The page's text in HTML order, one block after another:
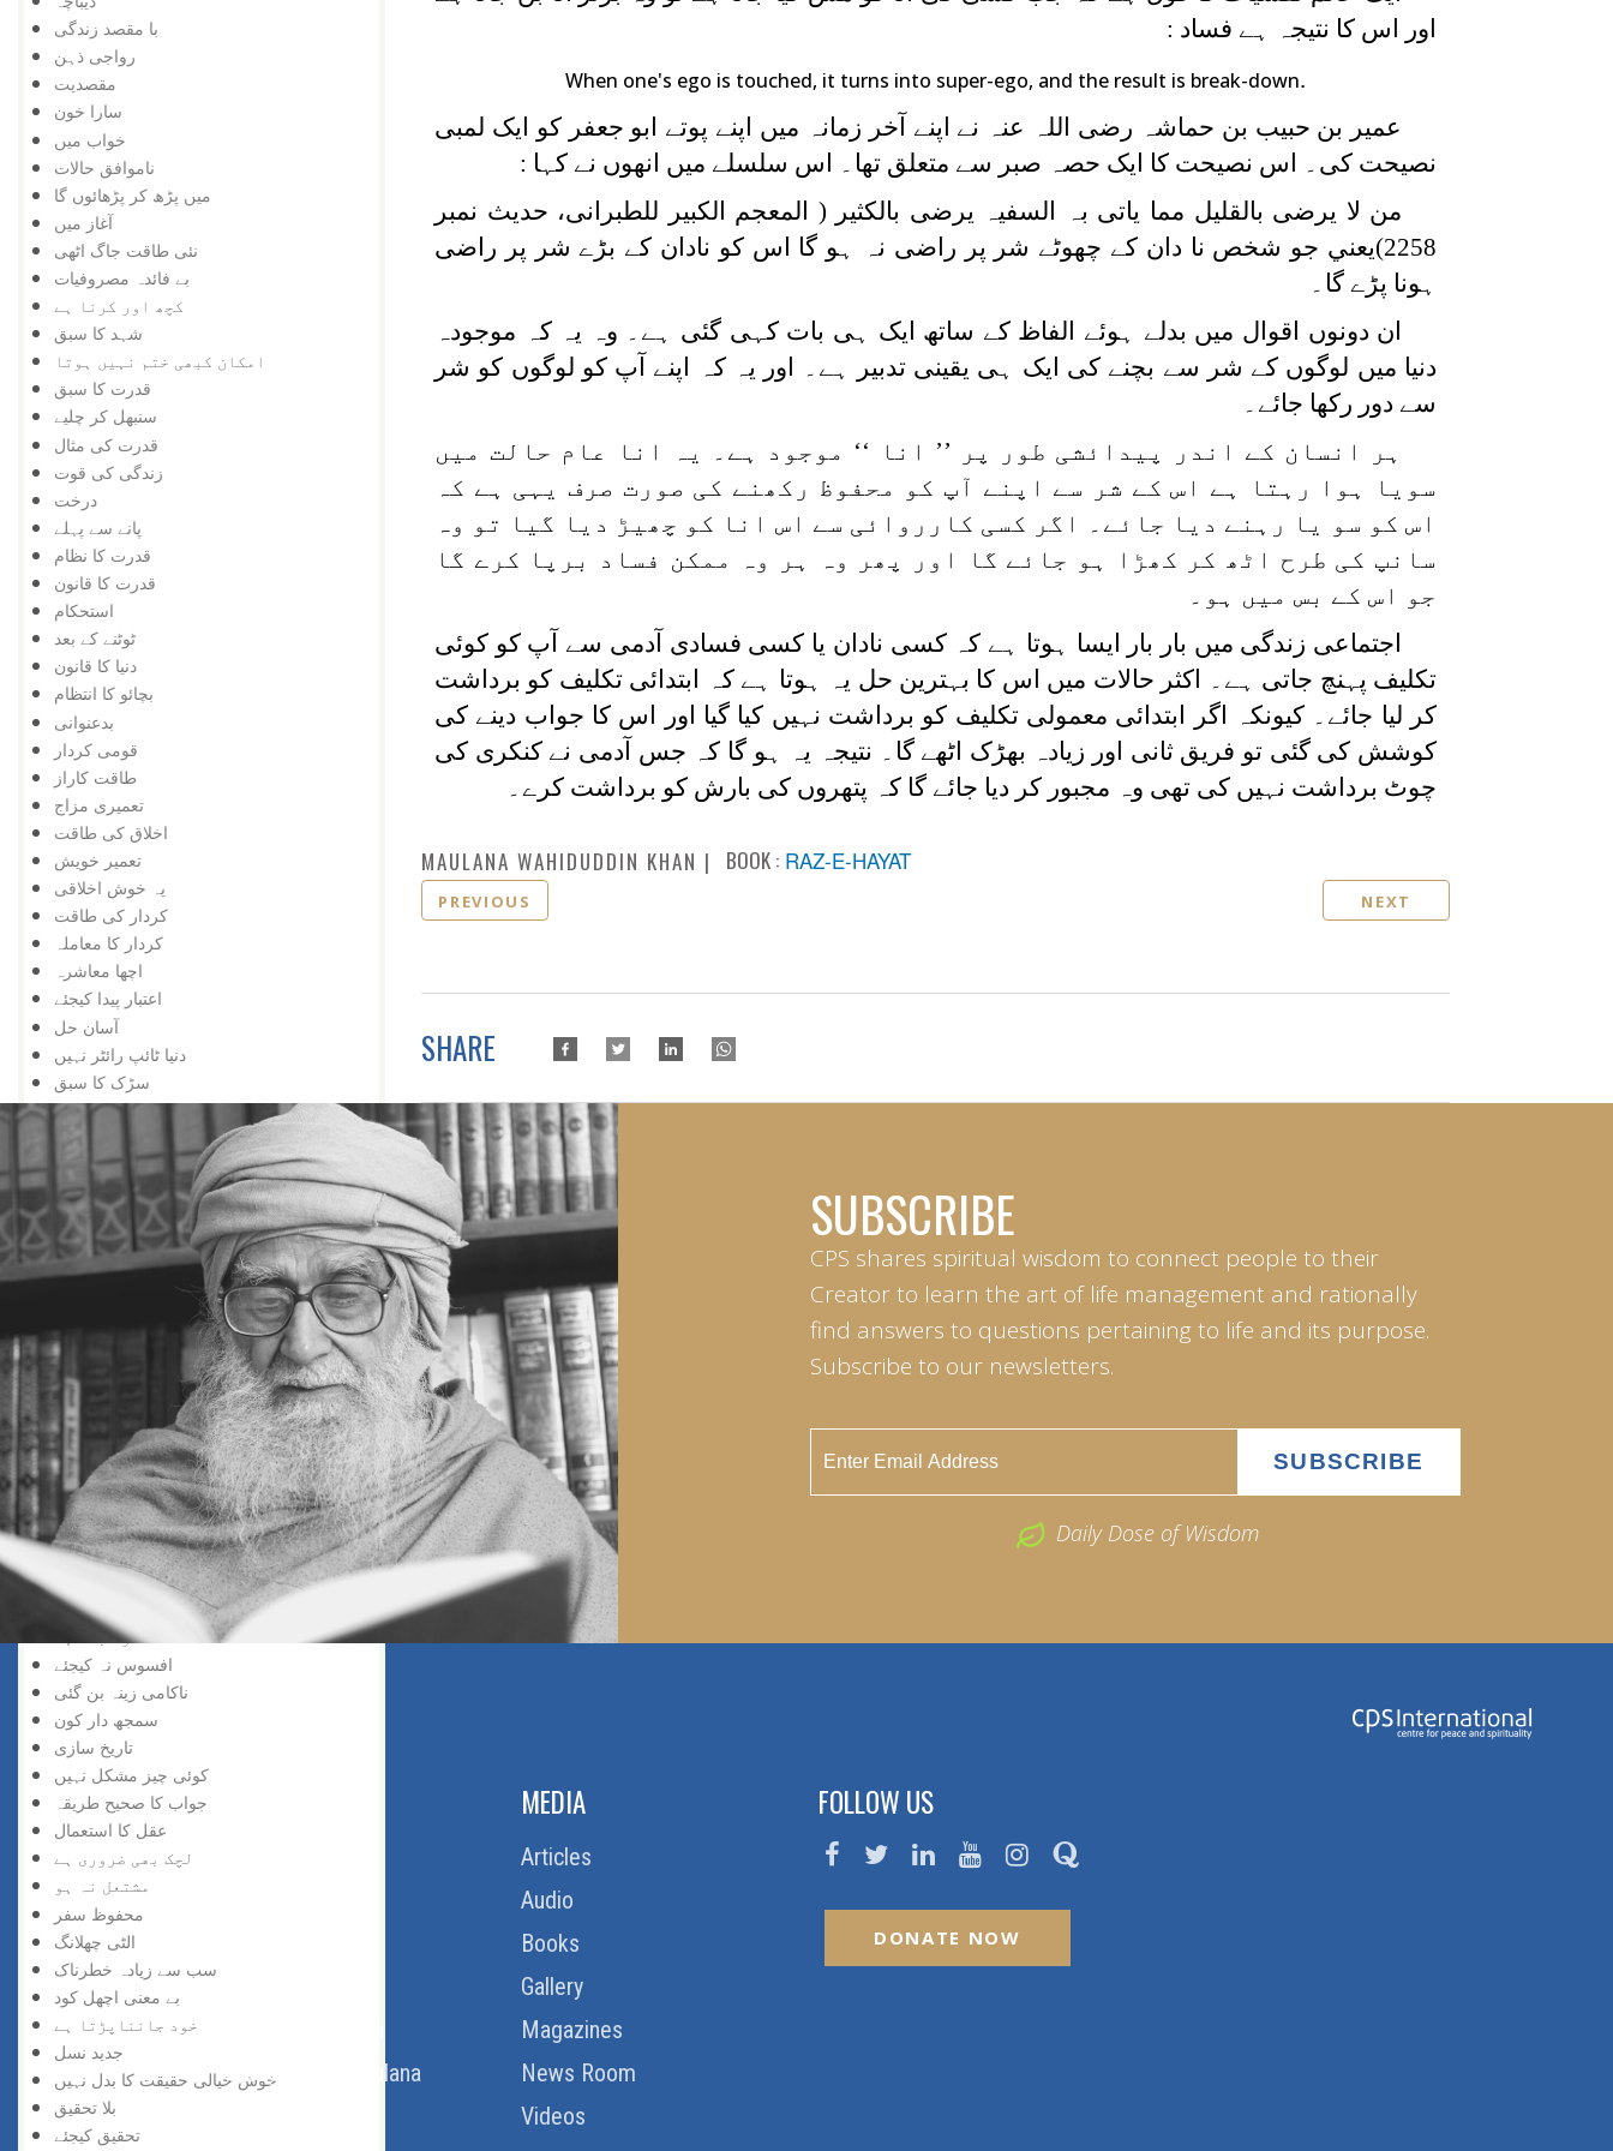
با مقصد زندگی
رواجی ذہن
مقصدیت
سارا خون
خواب میں
ناموافق حالات
میں پڑھ کر پڑھائوں گا
آغاز میں
نئی طاقت جاگ اٹھی
بے فائدہ مصروفیات
کچھ اور کرنا ہے
شہد کا سبق
امکان کبھی ختم نہیں ہوتا
قدرت کا سبق
سنبھل کر چلیے
قدرت کی مثال
زندگی کی قوت
درخت
پانے سے پہلے
قدرت کا نظام
قدرت کا قانون
استحکام
ٹوٹنے کے بعد
دنیا کا قانون
بچائو کا انتظام
بدعنوانی
قومی کردار
طاقت کاراز
تعمیری مزاج
اخلاق کی طاقت
تعمیر خویش
یہ خوش اخلاقی
کردار کی طاقت
کردار کا معاملہ
اچھا معاشرہ
اعتبار پیدا کیجئے
آسان حل
دنیا ٹائپ رائٹر نہیں
سڑک کا سبق
حقیقت پسندی
نیا دور
خود کشی نہیں
اور تالا کھل گیا
شوق کافی ہے
زبان درازی
حقیقت پسندی نہ کہ شوق
تعلیم کی اہمیت
اس کے باوجود
اپنی کوشش سے
ایک کے بعد دوسرا
مواقع کا استعمال
ہار میں جیت
کامیابی کے لیے
کمی کی تلافی
بربادی کے بعد بھی
تم غریب نہیں ، دولت مند ہو
کمزوری نعمت ثابت ہوئی
سڑک بند ہے
افسوس نہ کیجئے
ناکامی زینہ بن گئی
سمجھ دار کون
تاریخ سازی
کوئی چیز مشکل نہیں
جواب کا صحیح طریقہ
عقل کا استعمال
لچک بھی ضروری ہے
مشتعل نہ ہو
محفوظ سفر
الٹی چھلانگ
سب سے زیادہ خطرناک
بے معنی اچھل کود
خود جانناپڑتا ہے
جدید نسل
خوش خیالی حقیقت کا بدل نہیں
بلا تحقیق
تحقیق کیجئے
اور اس کا نتیجہ ہے فساد :
When one's ego is touched, it turns into super-ego, and the result is break-down.
عمیر بن حبیب بن حماشہ رضی اللہ عنہ نے اپنے آخر زمانہ میں اپنے پوتے ابو جعفر کو ایک لمبی
نصیحت کی۔ اس نصیحت کا ایک حصہ صبر سے متعلق تھا۔ اس سلسلے میں انھوں نے کہا :
من لا یرضی بالقلیل مما یاتی بہ السفیہ یرضی بالکثیر ( المعجم الكبير للطبرانی، حديث نمبر
2258)يعني جو شخص نا دان کے چھوٹے شر پر راضی نہ ہو گا اس کو نادان کے بڑے شر پر راضی
ہونا پڑے گا۔
ان دونوں اقوال میں بدلے ہوئے الفاظ کے ساتھ ایک ہی بات کہی گئی ہے۔ وہ یہ کہ موجودہ
دنیا میں لوگوں کے شر سے بچنے کی ایک ہی یقینی تدبیر ہے۔ اور یہ کہ اپنے آپ کو لوگوں کو شر
سے دور رکھا جائے۔
ہر انسان کے اندر پیدائشی طور پر ’’ انا ‘‘ موجود ہے۔ یہ انا عام حالت میں
سویا ہوا رہتا ہے اس کے شر سے اپنے آپ کو محفوظ رکھنے کی صورت صرف یہی ہے کہ
اس کو سو یا رہنے دیا جائے۔ اگر کسی کارروائی سے اس انا کو چھیڑ دیا گیا تو وہ
سانپ کی طرح اٹھ کر کھڑا ہو جائے گا اور پھر وہ ہر وہ ممکن فساد برپا کرے گا
جو اس کے بس میں ہو۔
اجتماعی زندگی میں بار بار ایسا ہوتا ہے کہ کسی نادان یا کسی فسادی آدمی سے آپ کو کوئی
تکلیف پہنچ جاتی ہے۔ اکثر حالات میں اس کا بہترین حل یہ ہوتا ہے کہ ابتدائی تکلیف کو برداشت
کر لیا جائے۔ کیونکہ اگر ابتدائی معمولی تکلیف کو برداشت نہیں کیا گیا اور اس کا جواب دینے کی
کوشش کی گئی تو فریق ثانی اور زیادہ بھڑک اٹھے گا۔ نتیجہ یہ ہو گا کہ جس آدمی نے کنکری کی
چوٹ برداشت نہیں کی تھی وہ مجبور کر دیا جائے گا کہ پتھروں کی بارش کو برداشت کرے۔
MAULANA WAHIDUDDIN KHAN BOOK : RAZ-E-HAYAT
PREVIOUS NEXT
SHARE
SUBSCRIBE
CPS shares spiritual wisdom to connect people to their
Creator to learn the art of life management and rationally
find answers to questions pertaining to life and its purpose.
Subscribe to our newsletters.
Daily Dose of Wisdom
Thoughts Of Maulana
MEDIA
Articles
Audio
Books
Gallery
Magazines
News Room
Videos
FOLLOW US
DONATE NOW